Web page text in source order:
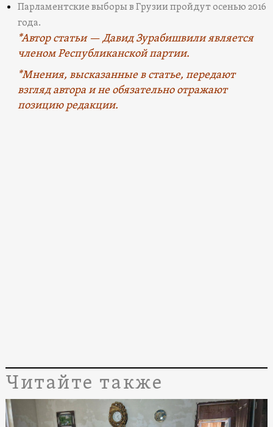
Парламентские выборы в Грузии пройдут осенью 2016
года.
*Автор статьи — Давид Зурабишвили является
членом Республиканской партии.
*Мнения, высказанные в статье, передают
взгляд автора и не обязательно отражают
позицию редакции.
Читайте также